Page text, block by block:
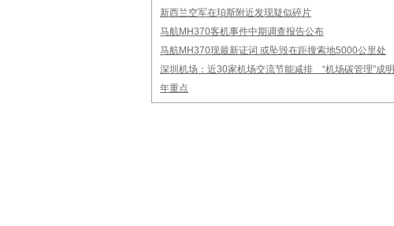
新西兰空军在珀斯附近发现疑似碎片
马航MH370客机事件中期调查报告公布
马航MH370现最新证词 或坠毁在距搜索地5000公里处
深圳机场：近30家机场交流节能减排 “机场碳管理”成明
年重点